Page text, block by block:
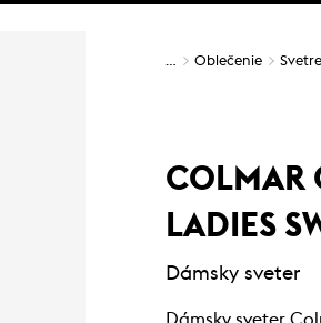
… Oblečenie Svetre
COLMAR
LADIES
Dámsky sveter